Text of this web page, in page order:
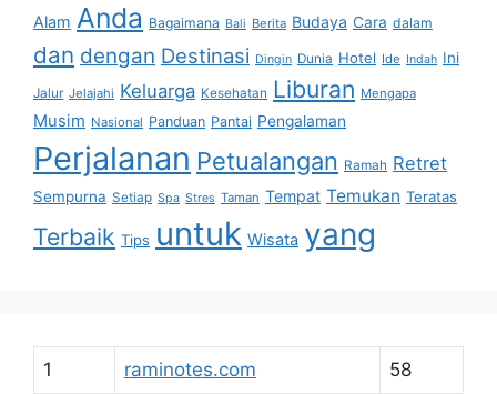
Alam Anda Bagaimana Bali Berita Budaya Cara dalam
dan dengan Destinasi Dingin Dunia Hotel Ide Indah Ini
Jalur Jelajahi Keluarga Kesehatan Liburan Mengapa
Musim Nasional Panduan Pantai Pengalaman
Perjalanan Petualangan Ramah Retret
Sempurna Setiap Spa Stres Taman Tempat Temukan Teratas
Terbaik Tips untuk Wisata yang
1 raminotes.com 58